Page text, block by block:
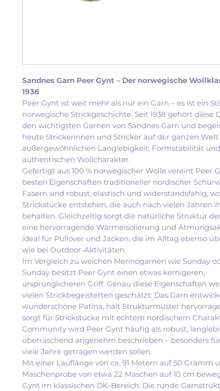
Sandnes Garn Peer Gynt – Der norwegische
1938
Peer Gynt ist weit mehr als nur ein Garn – es ist ein
norwegische Strickgeschichte. Seit 1938 gehört diese
den wichtigsten Garnen von Sandnes Garn und
heute Strickerinnen und Stricker auf der ganzen
außergewöhnlichen Langlebigkeit, Formstabilität
authentischen Wollcharakter.
Gefertigt aus 100 % norwegischer Wolle vereint Peer
besten Eigenschaften traditioneller nordischer
Fasern sind robust, elastisch und widerstandsfähig,
Strickstücke entstehen, die auch nach vielen Jahren
behalten. Gleichzeitig sorgt die natürliche Struktur
eine hervorragende Wärmeisolierung und
ideal für Pullover und Jacken, die im Alltag ebenso
wie bei Outdoor-Aktivitäten.
Im Vergleich zu weichen Merinogarnen wie Sunday
Sunday besitzt Peer Gynt einen etwas kernigeren,
ursprünglicheren Griff. Genau diese Eigenschaften
vielen Strickbegeisterten geschätzt: Das Garn
wunderschöne Patina, hält Strukturmuster
sorgt für Strickstücke mit echtem nordischem
Community wird Peer Gynt häufig als robust,
überraschend angenehm beschrieben – besonders
viele Jahre getragen werden sollen.
Mit einer Lauflänge von ca. 91 Metern auf 50 Gramm
Maschenprobe von etwa 22 Maschen auf 10 cm
Gynt im klassischen DK-Bereich. Die runde